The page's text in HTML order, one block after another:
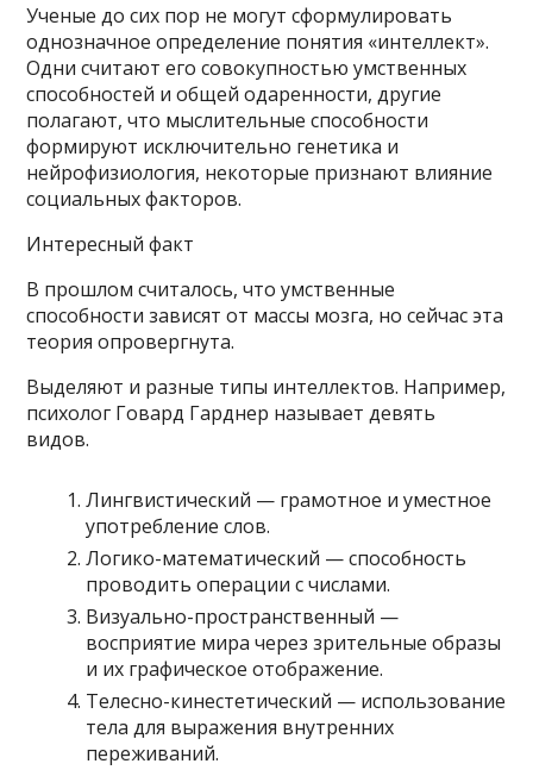
Ученые до сих пор не могут сформулировать
однозначное определение понятия «интеллект».
Одни считают его совокупностью умственных
способностей и общей одаренности, другие
полагают, что мыслительные способности
формируют исключительно генетика и
нейрофизиология, некоторые признают влияние
социальных факторов.
Интересный факт
В прошлом считалось, что умственные
способности зависят от массы мозга, но сейчас эта
теория опровергнута.
Выделяют и разные типы интеллектов. Например,
психолог Говард Гарднер называет девять
видов.
Лингвистический — грамотное и уместное
употребление слов.
Логико-математический — способность
проводить операции с числами.
Визуально-пространственный —
восприятие мира через зрительные образы
и их графическое отображение.
Телесно-кинестетический — использование
тела для выражения внутренних
переживаний.